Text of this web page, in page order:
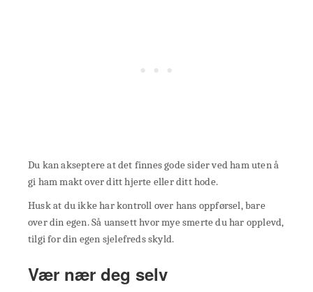
Du kan akseptere at det finnes gode sider ved ham uten å
gi ham makt over ditt hjerte eller ditt hode.
Husk at du ikke har kontroll over hans oppførsel, bare
over din egen. Så uansett hvor mye smerte du har opplevd,
tilgi for din egen sjelefreds skyld.
Vær nær deg selv